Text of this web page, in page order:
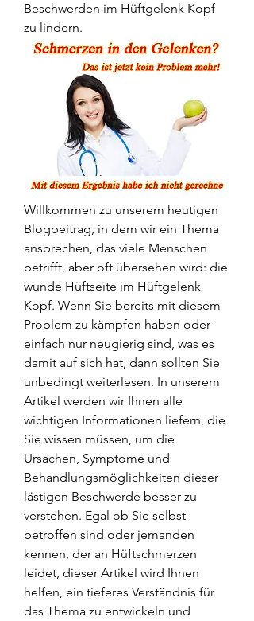
Beschwerden im Hüftgelenk Kopf
zu lindern.
Willkommen zu unserem heutigen
Blogbeitrag, in dem wir ein Thema
ansprechen, das viele Menschen
betrifft, aber oft übersehen wird: die
wunde Hüftseite im Hüftgelenk
Kopf. Wenn Sie bereits mit diesem
Problem zu kämpfen haben oder
einfach nur neugierig sind, was es
damit auf sich hat, dann sollten Sie
unbedingt weiterlesen. In unserem
Artikel werden wir Ihnen alle
wichtigen Informationen liefern, die
Sie wissen müssen, um die
Ursachen, Symptome und
Behandlungsmöglichkeiten dieser
lästigen Beschwerde besser zu
verstehen. Egal ob Sie selbst
betroffen sind oder jemanden
kennen, der an Hüftschmerzen
leidet, dieser Artikel wird Ihnen
helfen, ein tieferes Verständnis für
das Thema zu entwickeln und